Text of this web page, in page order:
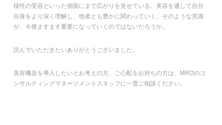
様性の受容といった側面にまで広がりを見せている。美容を通して自分
自身をより深く理解し、他者とも豊かに関わっていく。そのような意識
が、今後ますます重要になっていくのではないだろうか。
読んでいただきたいありがとうございました。
美容機器を導入したいとお考えの方、ご心配をお持ちの方は、MROのコ
ンサルティングマネージメントスタッフに一度ご相談ください。